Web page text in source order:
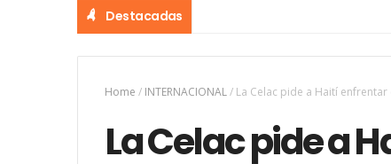
Destacadas
Home / INTERNACIONAL/ La Celac pide a Haití
La Celac pide a